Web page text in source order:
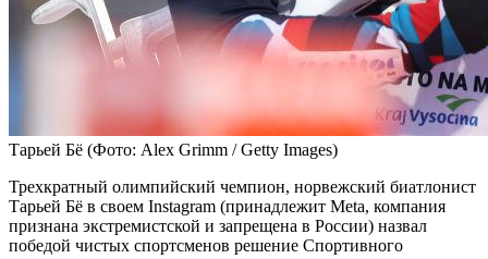
Тарьей Бё (Фото: Alex Grimm / Getty Images)
Трехкратный олимпийский чемпион, норвежский биатлонист
Тарьей Бё в своем Instagram (принадлежит Meta, компания
признана экстремистской и запрещена в России) назвал
победой чистых спортсменов решение Спортивного